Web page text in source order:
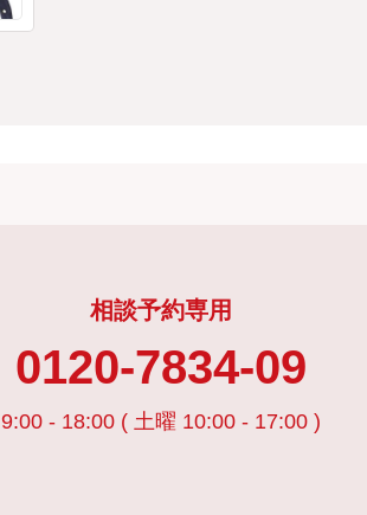
相談予約専用
0120-7834-09
9:00 - 18:00 ( 土曜 10:00 - 17:00 )